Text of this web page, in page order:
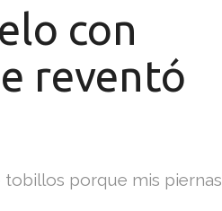
con
reventó
tobillos porque mis piernas